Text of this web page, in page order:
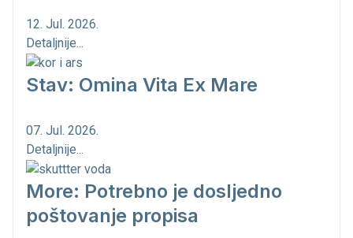
12. Jul. 2026.
Detaljnije...
Stav: Omina Vita Ex Mare
07. Jul. 2026.
Detaljnije...
More: Potrebno je dosljedno
poštovanje propisa